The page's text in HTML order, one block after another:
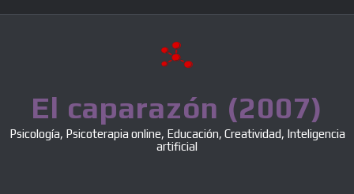
El caparazón (2007)
Psicología, Psicoterapia online, Educación, Creatividad, Inteligencia
artificial